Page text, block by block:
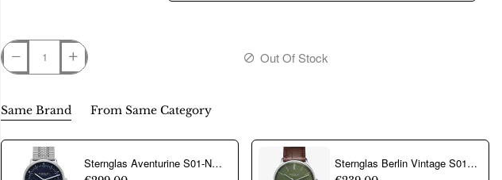
Out Of Stock
Same Brand From Same Category
Sternglas Aventurine S01-NAN40-ME08 horloge - 24004 Sternglas Berlin Vintage S01-BE08-HE05 - 23242